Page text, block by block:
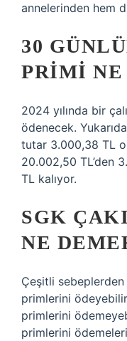
annelerinden hem
30
PRIMI NE
2024 yılında bir
ödenecek.
tutar 3.000,38 TL
20.002,50 TL’den
TL kalıyor.
SGK
NE
Çeşitli
primlerini
primlerini
primlerini